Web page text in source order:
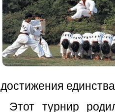
достижения
Этот турнир